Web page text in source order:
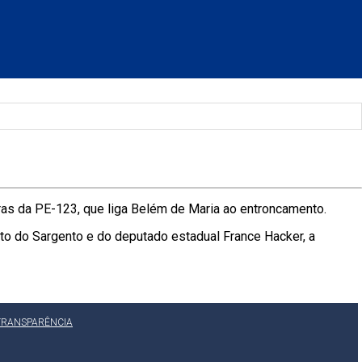
da PE-123, que liga Belém de Maria ao entroncamento.
Sargento e do deputado estadual France Hacker, a